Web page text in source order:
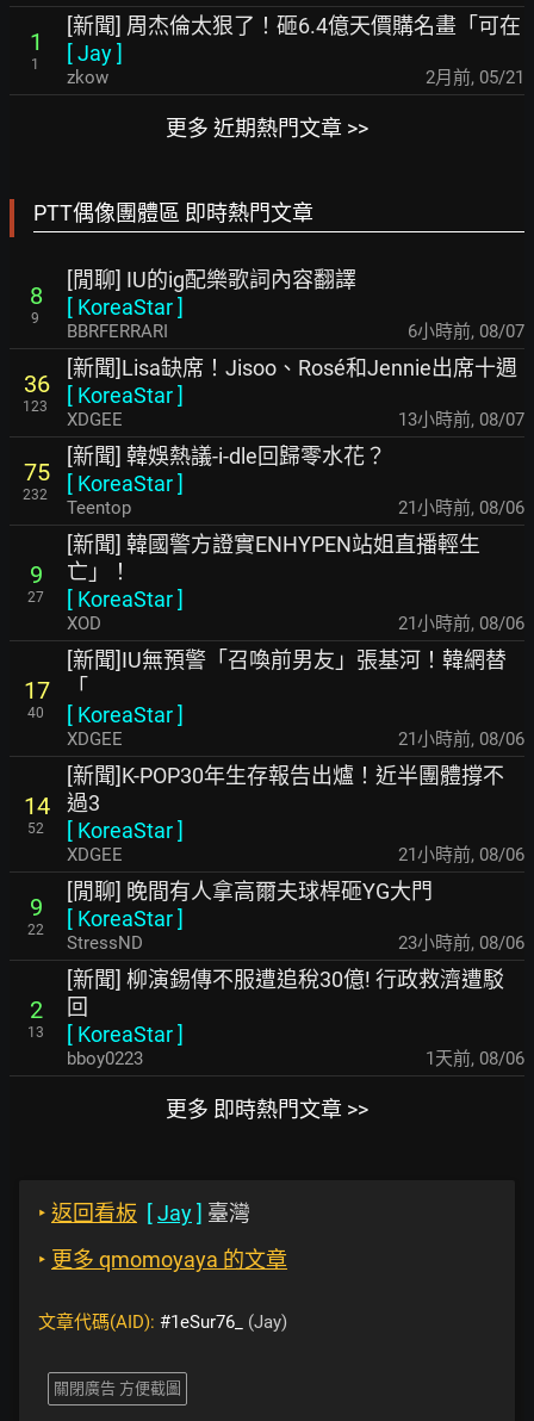
1
1
[新聞] 周杰倫太狠了！砸6.4億天價購名畫「可在
[Jay]
zkow 2月前, 05/21
更多 近期熱門文章 >>
PTT偶像團體區 即時熱門文章
8
9
[閒聊] IU的ig配樂歌詞內容翻譯
[ KoreaStar]
BBRFERRARI 6小時前, 08/07
36
123
[新聞]Lisa缺席！Jisoo、Rosé和Jennie出席十週
[ KoreaStar]
XDGEE 13小時前, 08/07
75
232
[新聞] 韓娛熱議-i-dle回歸零水花？
[ KoreaStar]
Teentop 21小時前, 08/06
9
27
[新聞] 韓國警方證實ENHYPEN站姐直播輕生
亡」！
[ KoreaStar]
XOD 21小時前, 08/06
17
40
[新聞]IU無預警「召喚前男友」張基河！韓網替
「
[ KoreaStar]
XDGEE 21小時前, 08/06
14
52
[新聞]K-POP30年生存報告出爐！近半團體撐不
過3
[ KoreaStar]
XDGEE 21小時前, 08/06
9
22
[閒聊] 晚間有人拿高爾夫球桿砸YG大門
[ KoreaStar]
StressND 23小時前, 08/06
2
13
[新聞] 柳演錫傳不服遭追稅30億! 行政救濟遭駁
回
[ KoreaStar]
bboy0223 1天前, 08/06
更多 即時熱門文章 >>
‣ 返回看板 [Jay] 臺灣
‣ 更多 qmomoyaya 的文章
文章代碼(AID): #1eSur76_ (Jay)
關閉廣告 方便截圖